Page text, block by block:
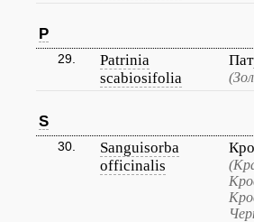
P
29.
Patrinia
scabiosifolia
S
30.
Sanguisorba
officinalis